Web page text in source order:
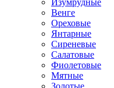
Изумрудные
Венге
Ореховые
Янтарные
Сиреневые
Салатовые
Фиолетовые
Мятные
Золотые